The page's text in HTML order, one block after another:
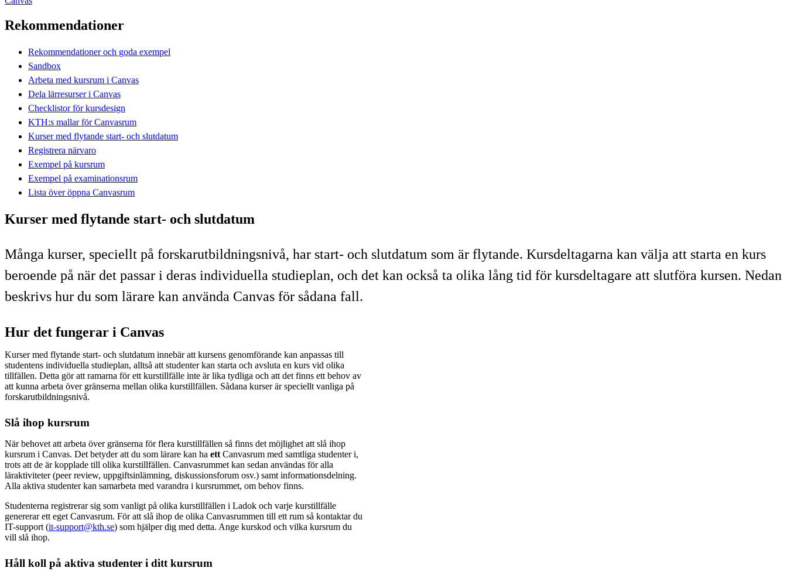
Rekommendationer
Rekommendationer och goda exempel
Sandbox
Arbeta med kursrum i Canvas
Dela lärresurser i Canvas
Checklistor för kursdesign
KTH:s mallar för Canvasrum
Kurser med flytande start- och slutdatum
Registrera närvaro
Exempel på kursrum
Exempel på examinationsrum
Lista över öppna Canvasrum
Kurser med flytande start- och slutdatum
Många kurser, speciellt på forskarutbildningsnivå, har start- och slutdatum som är flytande. Kursdeltagarna kan välja att starta en kurs
beroende på när det passar i deras individuella studieplan, och det kan också ta olika lång tid för kursdeltagare att slutföra kursen. Nedan
beskrivs hur du som lärare kan använda Canvas för sådana fall.
Hur det fungerar i Canvas
Kurser med flytande start- och slutdatum innebär att kursens genomförande kan anpassas till
studentens individuella studieplan, alltså att studenter kan starta och avsluta en kurs vid olika
tillfällen. Detta gör att ramarna för ett kurstillfälle inte är lika tydliga och att det finns ett behov av
att kunna arbeta över gränserna mellan olika kurstillfällen. Sådana kurser är speciellt vanliga på
forskarutbildningsnivå.
Slå ihop kursrum
När behovet att arbeta över gränserna för flera kurstillfällen så finns det möjlighet att slå ihop
kursrum i Canvas. Det betyder att du som lärare kan ha ett Canvasrum med samtliga studenter i,
trots att de är kopplade till olika kurstillfällen. Canvasrummet kan sedan användas för alla
läraktiviteter (peer review, uppgiftsinlämning, diskussionsforum osv.) samt informationsdelning.
Alla aktiva studenter kan samarbeta med varandra i kursrummet, om behov finns.
Studenterna registrerar sig som vanligt på olika kurstillfällen i Ladok och varje kurstillfälle
genererar ett eget Canvasrum. För att slå ihop de olika Canvasrummen till ett rum så kontaktar du
IT-support (it-support@kth.se) som hjälper dig med detta. Ange kurskod och vilka kursrum du
vill slå ihop.
Håll koll på aktiva studenter i ditt kursrum